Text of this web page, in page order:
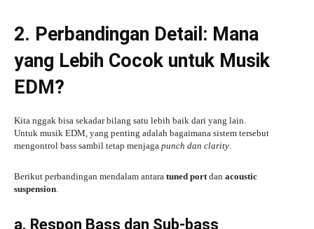
2. Perbandingan Detail: Mana
yang Lebih Cocok untuk Musik
EDM?
Kita nggak bisa sekadar bilang satu lebih baik dari yang lain.
Untuk musik EDM, yang penting adalah bagaimana sistem tersebut
mengontrol bass sambil tetap menjaga punch dan clarity.
Berikut perbandingan mendalam antara tuned portdan acoustic
suspension.
a. Respon Bass dan Sub-bass